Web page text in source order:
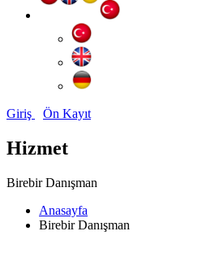
Giriş Ön Kayıt
Hizmet
Birebir Danışman
Anasayfa
Birebir Danışman